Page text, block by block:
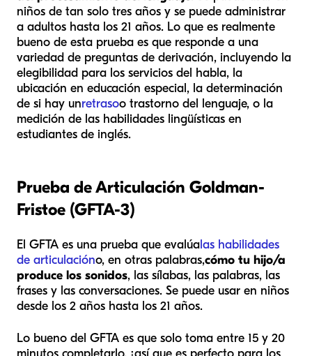
niños de tan solo tres años y se puede administrar
a adultos hasta los 21 años. Lo que es realmente
bueno de esta prueba es que responde a una
variedad de preguntas de derivación, incluyendo la
elegibilidad para los servicios del habla, la
ubicación en educación especial, la determinación
de si hay unretrasoo trastorno del lenguaje, o la
medición de las habilidades lingüísticas en
estudiantes de inglés.
Prueba de Articulación Goldman-
Fristoe (GFTA-3)
El GFTA es una prueba que evalúalas habilidades
de articulacióno, en otras palabras,cómo tu hijo/a
produce los sonidos, las sílabas, las palabras, las
frases y las conversaciones. Se puede usar en niños
desde los 2 años hasta los 21 años.
Lo bueno del GFTA es que solo toma entre 15 y 20